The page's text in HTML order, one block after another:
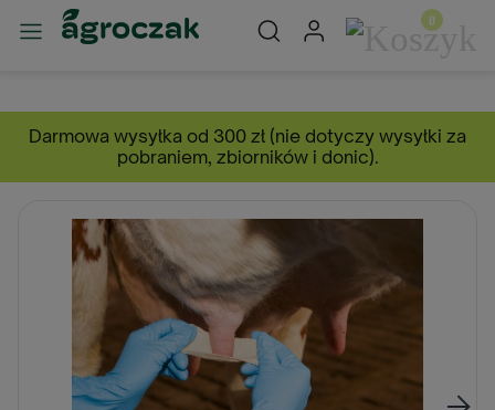
Darmowa wysyłka od 300 zł (nie dotyczy wysyłki za
pobraniem, zbiorników i donic).